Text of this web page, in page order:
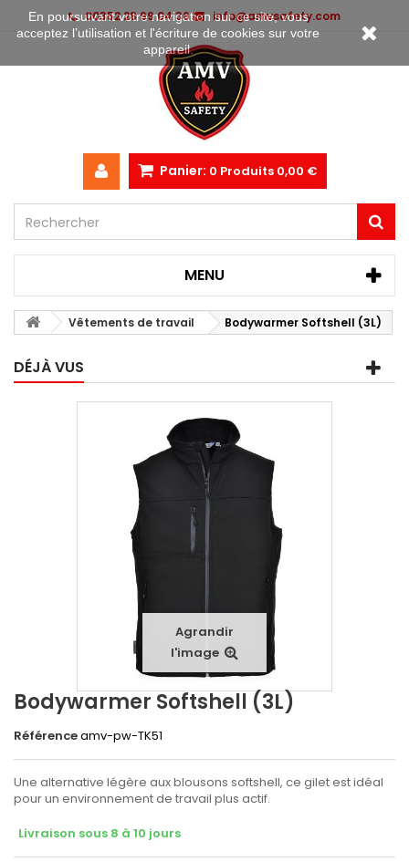
00352 28 99 04 36 info@amvsafety.com
Panier: 0 Produits 0,00 €
MENU
Vêtements de travail Bodywarmer Softshell (3L)
DÉJÀ VUS
Agrandir
l'image
Bodywarmer Softshell (3L)
Référenceamv-pw-TK51
Une alternative légère aux blousons softshell, ce gilet est idéal
pour un environnement de travail plus actif.
Livraison sous 8 à 10 jours
En poursuivant votre navigation sur ce site, vous
acceptez l’utilisation et l'écriture de cookies sur votre
appareil.